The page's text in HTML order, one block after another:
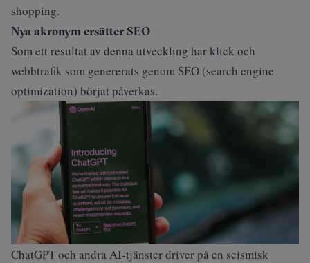
shopping.
Nya akronym ersätter SEO
Som ett resultat av denna utveckling har klick och
webbtrafik som genererats genom SEO (search engine
optimization) börjat påverkas.
ChatGPT och andra AI-tjänster driver på en seismisk